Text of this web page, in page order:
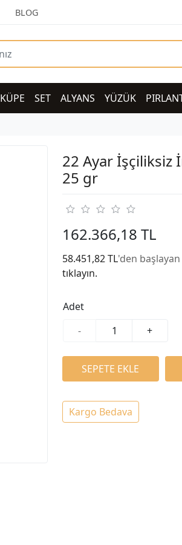
BLOG
KÜPE SET ALYANS YÜZÜK
22 Ayar İşçiliksiz
25 gr
162.366,18 TL
58.451,82 TL'den
tıklayın.
Adet
-
+
Kargo Bedava